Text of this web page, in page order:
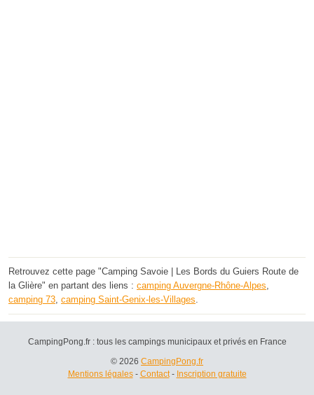
Retrouvez cette page "Camping Savoie | Les Bords du Guiers Route de
la Glière" en partant des liens : camping Auvergne-Rhône-Alpes
camping 73 camping Saint-Genix-les-Villages
CampingPong.fr : tous les campings municipaux et privés en France
© 2026 CampingPong.fr
Mentions légales- Contact- Inscription gratuite